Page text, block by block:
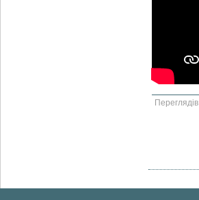
Переглядів